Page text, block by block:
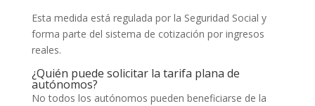
Esta medida está regulada por la Seguridad Social y
forma parte del sistema de cotización por ingresos
reales.
¿Quién puede solicitar la tarifa plana de
autónomos?
No todos los autónomos pueden beneficiarse de la